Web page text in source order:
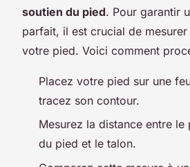
soutien du pied. Pour garantir
parfait, il est crucial de
votre pied. Voici comment
Placez votre pied sur une
tracez son contour.
Mesurez la distance entre
du pied et le talon.